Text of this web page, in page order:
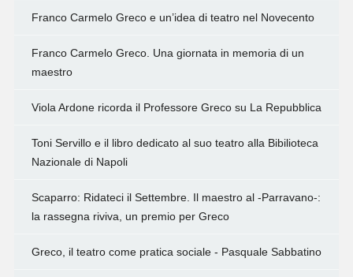
Franco Carmelo Greco e un’idea di teatro nel Novecento
Franco Carmelo Greco. Una giornata in memoria di un
maestro
Viola Ardone ricorda il Professore Greco su La Repubblica
Toni Servillo e il libro dedicato al suo teatro alla Bibilioteca
Nazionale di Napoli
Scaparro: Ridateci il Settembre. Il maestro al -Parravano-:
la rassegna riviva, un premio per Greco
Greco, il teatro come pratica sociale - Pasquale Sabbatino